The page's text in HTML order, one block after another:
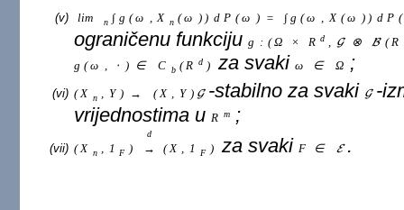
(v) lim n ∫ g ( ω X n ( ω ) ) d P ( ω ) = ∫ g ( ω X ( ω ) ) d P (
ograničenu funkcijug : ( Ω × R d G ⊗ B ( R
g ( ω ⋅ ) ∈ C b ( R d ) za svaki ω ∈ Ω ;
(vi) ( X n Y ) → ( X Y ) G -stabilno za svaki G -
vrijednostima u R m ;
(vii) ( X n 1 F )
d
→ ( X 1 F ) za svaki F ∈ E .